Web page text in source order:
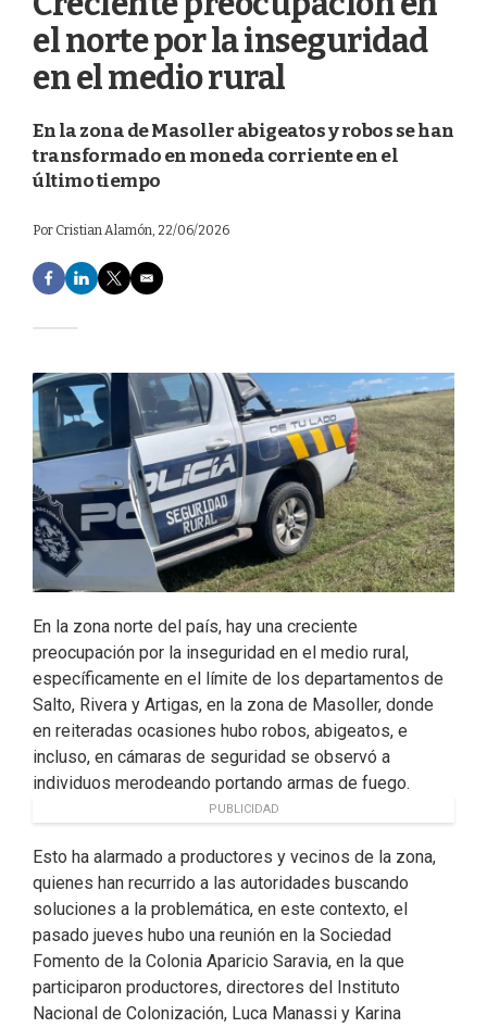
el norte por la inseguridad
en el medio rural
En la zona de Masoller abigeatos y robos se han
transformado en moneda corriente en el
último tiempo
Por Cristian Alamón, 22/06/2026
F
a
e
o
o
L
i
d
I
n
T
w
e
E
m
En la zona norte del país, hay una creciente
preocupación por la inseguridad en el medio rural,
específicamente en el límite de los departamentos de
Salto, Rivera y Artigas, en la zona de Masoller, donde
en reiteradas ocasiones hubo robos, abigeatos, e
incluso, en cámaras de seguridad se observó a
individuos merodeando portando armas de fuego.
PUBLICIDAD
Esto ha alarmado a productores y vecinos de la zona,
quienes han recurrido a las autoridades buscando
soluciones a la problemática, en este contexto, el
pasado jueves hubo una reunión en la Sociedad
Fomento de la Colonia Aparicio Saravia, en la que
participaron productores, directores del Instituto
Nacional de Colonización, Luca Manassi y Karina